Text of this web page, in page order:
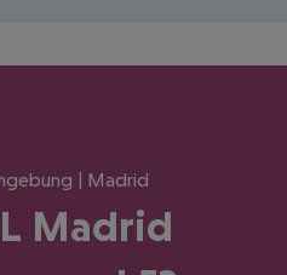
| Madrid
Madrid